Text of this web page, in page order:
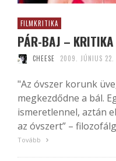
FILMKRITIKA
PÁR-BAJ – KRITIKA
CHEESE 2009. JÚNIUS 22.
"Az óvszer korunk
megkezdődne a bál.
ismeretlennel, aztán
az óvszert” –
Tovább